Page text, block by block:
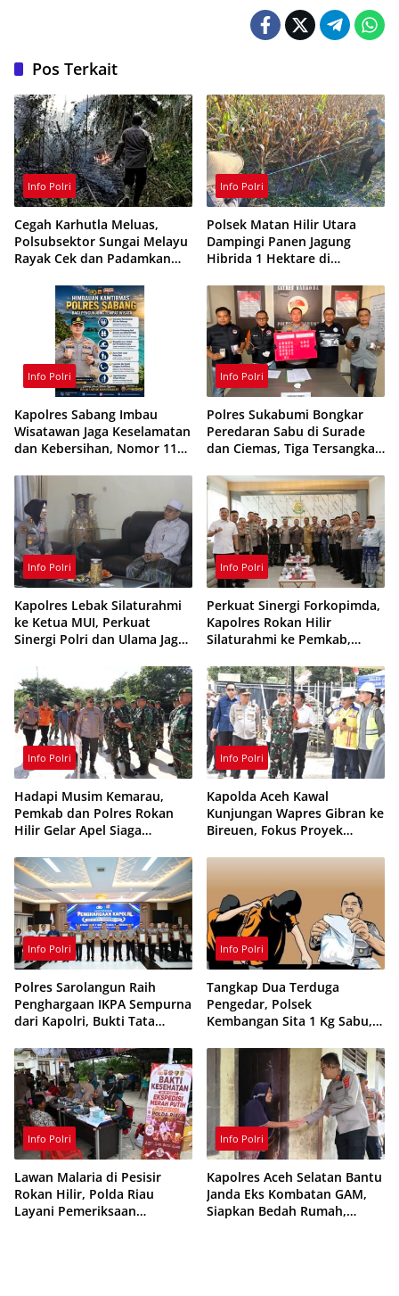
Pos Terkait
Info Polri
Cegah Karhutla Meluas,
Polsubsektor Sungai Melayu
Rayak Cek dan Padamkan
Info Polri
Polsek Matan Hilir Utara
Dampingi Panen Jagung
Hibrida 1 Hektare di
Info Polri
Kapolres Sabang Imbau
Wisatawan Jaga Keselamatan
dan Kebersihan, Nomor 110
Info Polri
Polres Sukabumi Bongkar
Peredaran Sabu di Surade
dan Ciemas, Tiga Tersangka
Info Polri
Kapolres Lebak Silaturahmi
ke Ketua MUI, Perkuat
Sinergi Polri dan Ulama Jaga
Info Polri
Perkuat Sinergi Forkopimda,
Kapolres Rokan Hilir
Silaturahmi ke Pemkab,
Info Polri
Hadapi Musim Kemarau,
Pemkab dan Polres Rokan
Hilir Gelar Apel Siaga
Sinergi Cegah Kebakaran
Info Polri
Kapolda Aceh Kawal
Kunjungan Wapres Gibran ke
Bireuen, Fokus Proyek
Info Polri
Polres Sarolangun Raih
Penghargaan IKPA Sempurna
dari Kapolri, Bukti Tata
Berintegritas
Info Polri
Tangkap Dua Terduga
Pengedar, Polsek
Kembangan Sita 1 Kg Sabu,
Ribu Butir Obat Keras
Info Polri
Lawan Malaria di Pesisir
Rokan Hilir, Polda Riau
Layani Pemeriksaan
Info Polri
Kapolres Aceh Selatan Bantu
Janda Eks Kombatan GAM,
Siapkan Bedah Rumah,